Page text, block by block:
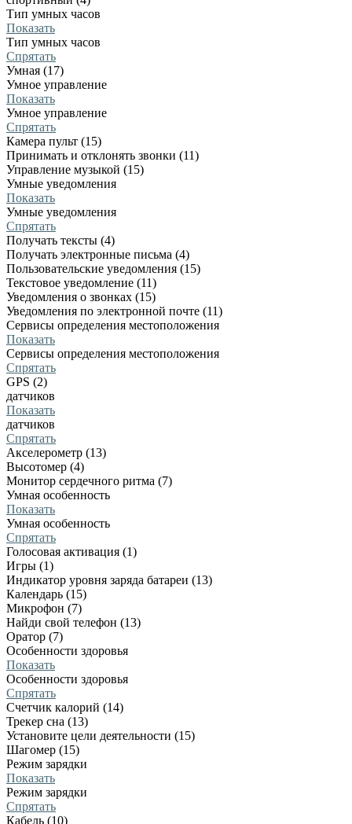
Тип умных часов
Показать
Тип умных часов
Спрятать
Умная (17)
Умное управление
Показать
Умное управление
Спрятать
Камера пульт (15)
Принимать и отклонять звонки (11)
Управление музыкой (15)
Умные уведомления
Показать
Умные уведомления
Спрятать
Получать тексты (4)
Получать электронные письма (4)
Пользовательские уведомления (15)
Текстовое уведомление (11)
Уведомления о звонках (15)
Уведомления по электронной почте (11)
Сервисы определения местоположения
Показать
Сервисы определения местоположения
Спрятать
GPS (2)
датчиков
Показать
датчиков
Спрятать
Акселерометр (13)
Высотомер (4)
Монитор сердечного ритма (7)
Умная особенность
Показать
Умная особенность
Спрятать
Голосовая активация (1)
Игры (1)
Индикатор уровня заряда батареи (13)
Календарь (15)
Микрофон (7)
Найди свой телефон (13)
Оратор (7)
Особенности здоровья
Показать
Особенности здоровья
Спрятать
Счетчик калорий (14)
Трекер сна (13)
Установите цели деятельности (15)
Шагомер (15)
Режим зарядки
Показать
Режим зарядки
Спрятать
Кабель (10)